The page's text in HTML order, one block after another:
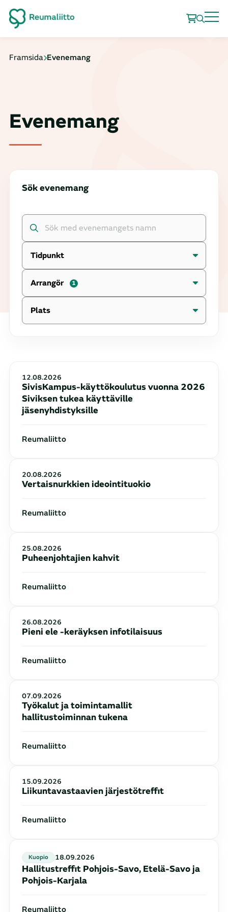
Framsida Evenemang
Evenemang
Sök evenemang
Tidpunkt
Arrangör 1
Plats
12.08.2026
SivisKampus-käyttökoulutus vuonna 2026
Siviksen tukea käyttäville
jäsenyhdistyksille
Reumaliitto
20.08.2026
Vertaisnurkkien ideointituokio
Reumaliitto
25.08.2026
Puheenjohtajien kahvit
Reumaliitto
26.08.2026
Pieni ele -keräyksen infotilaisuus
Reumaliitto
07.09.2026
Työkalut ja toimintamallit
hallitustoiminnan tukena
Reumaliitto
15.09.2026
Liikuntavastaavien järjestötreffit
Reumaliitto
kuopio 18.09.2026
Hallitustreffit Pohjois-Savo, Etelä-Savo ja
Pohjois-Karjala
Reumaliitto